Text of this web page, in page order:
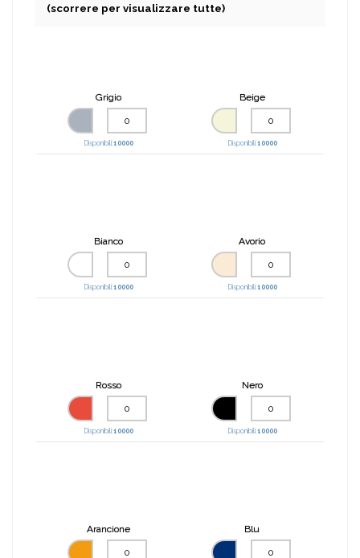
(scorrere per visualizzare tutte)
Grigio
Disponibili:10000
Beige
Disponibili:10000
Bianco
Disponibili:10000
Avorio
Disponibili:10000
Rosso
Disponibili:10000
Nero
Disponibili:10000
Arancione Blu